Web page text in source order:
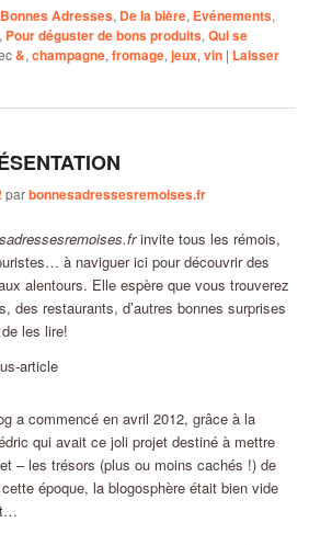
Bonnes Adresses, De la bière, Evénements,
, Pour déguster de bons produits,Qui se
&,champagne,fromage,jeux,vin | Laisser
parbonnesadressesremoises.fr
invite tous les rémois,
à naviguer ici pour découvrir des
alentours. Elle espère que vous trouverez
des restaurants, d’autres bonnes surprises
les lire!
a commencé en avril 2012, grâce à la
qui avait ce joli projet destiné à mettre
– les trésors (plus ou moins cachés !) de
époque, la blogosphère était bien vide